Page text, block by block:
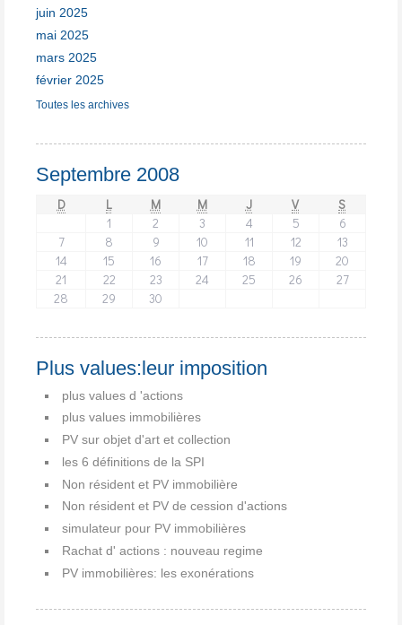
juin 2025
mai 2025
mars 2025
février 2025
Toutes les archives
Septembre 2008
D L M M J V
S
1
2 3 4 5
6
7
8 9 10 11 12
13
14
15 16 17 18 19
20
21
22 23 24 25 26
27
28
29 30
Plus values:leur imposition
plus values d 'actions
plus values immobilières
PV sur objet d'art et collection
les 6 définitions de la SPI
Non résident et PV immobilière
Non résident et PV de cession d'actions
simulateur pour PV immobilières
Rachat d' actions : nouveau regime
PV immobilières: les exonérations